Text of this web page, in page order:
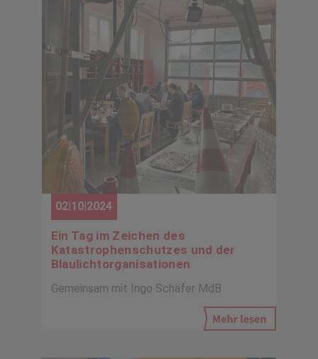
02|10|2024
Ein Tag im Zeichen des
Katastrophenschutzes und der
Blaulichtorganisationen
Gemeinsam mit Ingo Schäfer MdB